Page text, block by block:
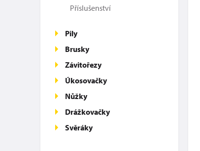
Příslušenství
Pily
Brusky
Závitořezy
Úkosovačky
Nůžky
Drážkovačky
Svěráky